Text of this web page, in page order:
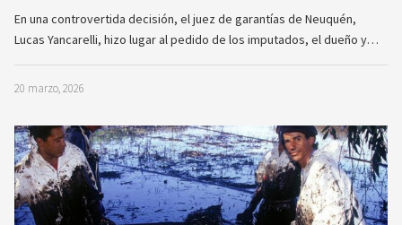
En una controvertida decisión, el juez de garantías de Neuquén,
Lucas Yancarelli, hizo lugar al pedido de los imputados, el dueño y…
20 marzo, 2026